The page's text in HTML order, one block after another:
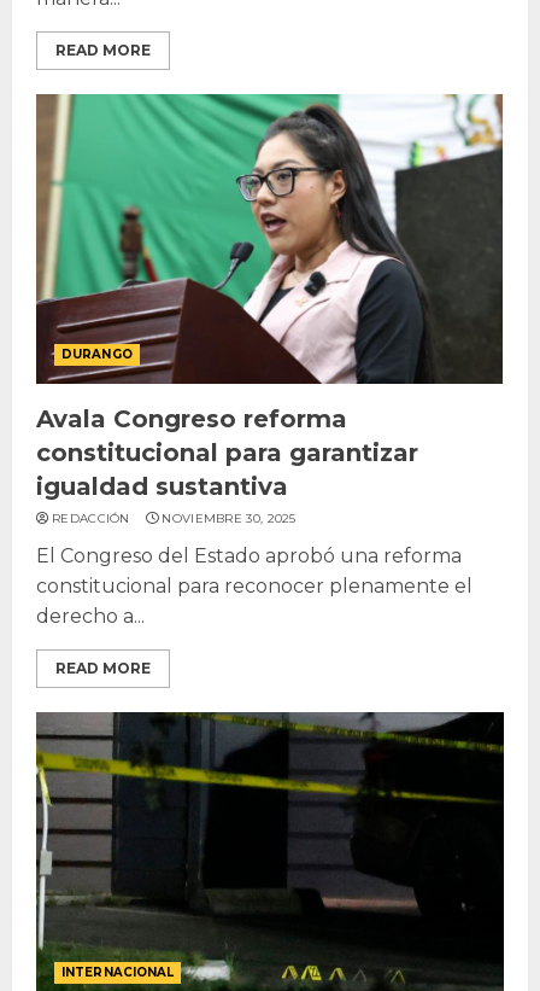
READ MORE
DURANGO
Avala Congreso reforma
constitucional para garantizar
igualdad sustantiva
REDACCIÓN NOVIEMBRE 30, 2025
El Congreso del Estado aprobó una reforma
constitucional para reconocer plenamente el
derecho a...
READ MORE
INTERNACIONAL